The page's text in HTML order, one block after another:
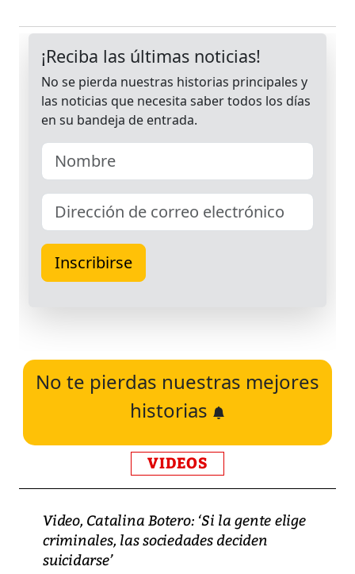
No te pierdas nuestras mejores
historias
VIDEOS
Video, Catalina Botero: ‘Si la gente elige
criminales, las sociedades deciden
suicidarse’